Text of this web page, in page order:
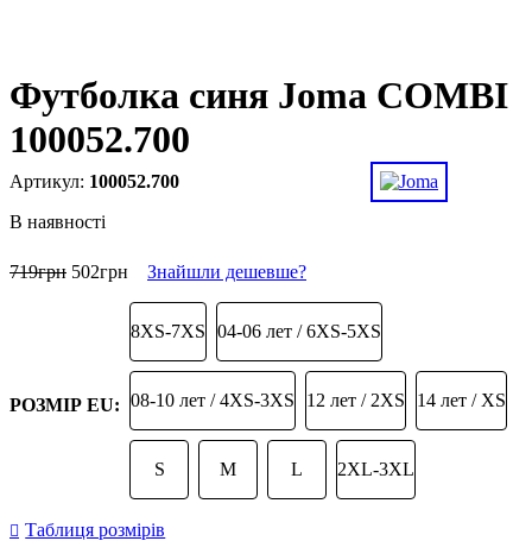
Футболка синя Joma COMBI
100052.700
100052.700
В наявності
719грн 502грн Знайшли дешевше?
РОЗМІР EU:
8XS-7XS 04-06 лет / 6XS-5XS
08-10 лет / 4XS-3XS 12 лет / 2XS 14 лет / XS
S M L 2XL-3XL
Таблиця розмірів